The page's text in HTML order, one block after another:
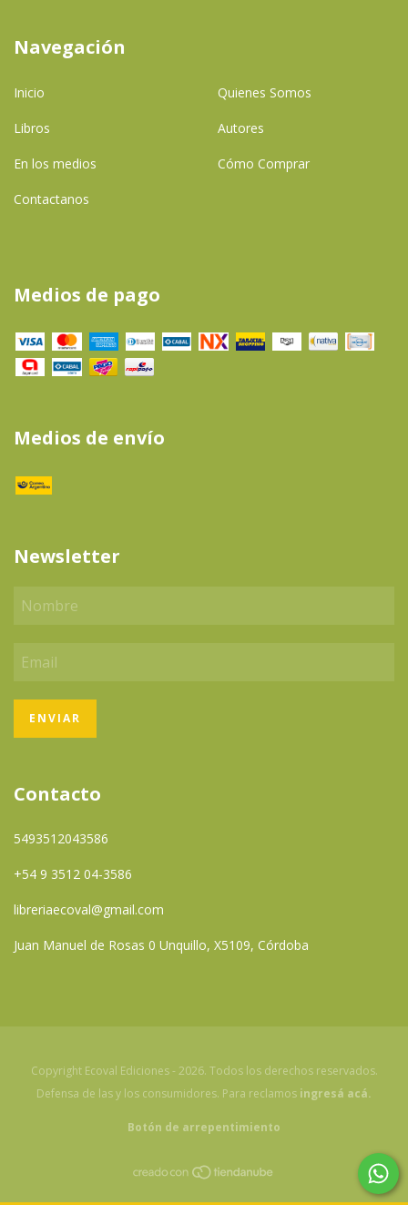
Navegación
Inicio Quienes Somos
Libros Autores
En los medios Cómo Comprar
Contactanos
Medios de pago
Medios de envío
Newsletter
Contacto
5493512043586
+54 9 3512 04-3586
libreriaecoval@gmail.com
Juan Manuel de Rosas 0 Unquillo, X5109, Córdoba
Copyright Ecoval Ediciones - 2026. Todos los derechos reservados.
Defensa de las y los consumidores. Para reclamos ingresá acá.
Botón de arrepentimiento